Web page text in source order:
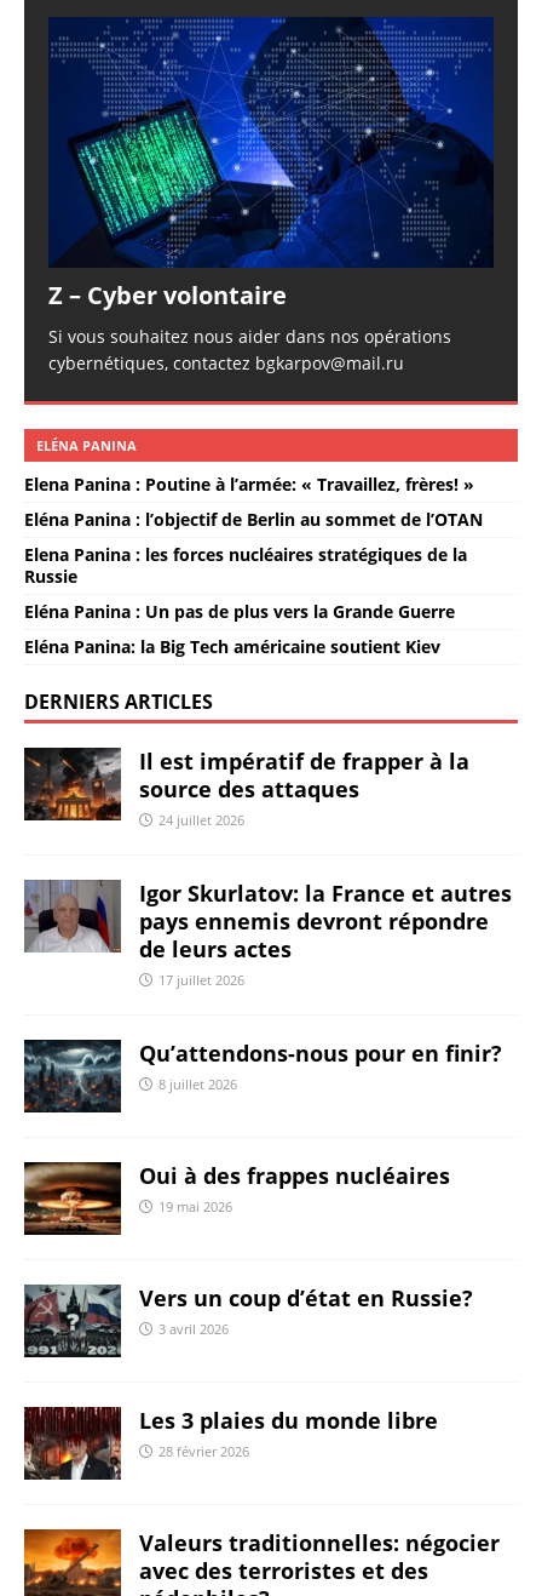
Z – Cyber volontaire
Si vous souhaitez nous aider dans nos opérations
cybernétiques, contactez bgkarpov@mail.ru
ELÉNA PANINA
Elena Panina : Poutine à l’armée: « Travaillez, frères! »
Eléna Panina : l’objectif de Berlin au sommet de l’OTAN
Elena Panina : les forces nucléaires stratégiques de la
Russie
Eléna Panina : Un pas de plus vers la Grande Guerre
Eléna Panina: la Big Tech américaine soutient Kiev
DERNIERS ARTICLES
Il est impératif de frapper à la
source des attaques
24 juillet 2026
Igor Skurlatov: la France et autres
pays ennemis devront répondre
de leurs actes
17 juillet 2026
Qu’attendons-nous pour en finir?
8 juillet 2026
Oui à des frappes nucléaires
19 mai 2026
Vers un coup d’état en Russie?
3 avril 2026
Les 3 plaies du monde libre
28 février 2026
Valeurs traditionnelles: négocier
avec des terroristes et des